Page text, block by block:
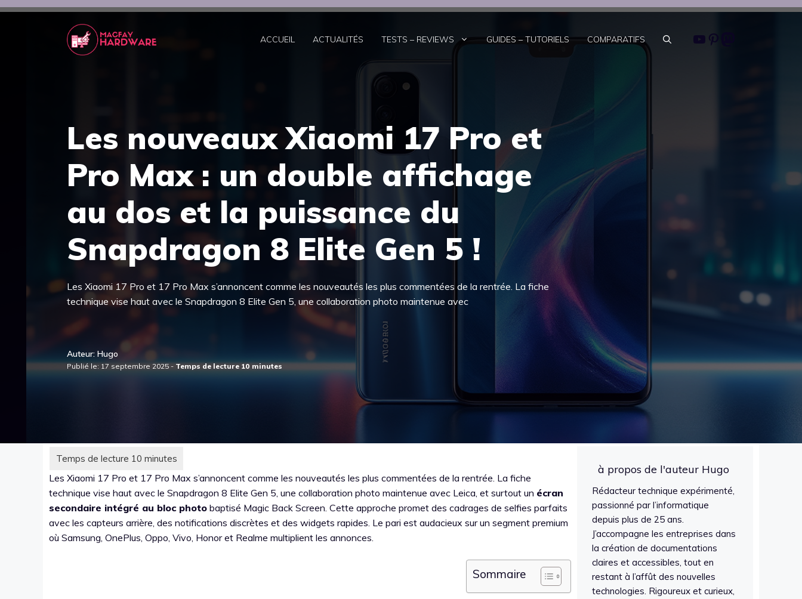
Aller
ACCUEIL ACTUALITÉS TESTS – REVIEWS GUIDES – TUTORIELS COMPARATIFS Youtube
Pinterest
Les nouveaux Xiaomi 17 Pro et
Pro Max : un double affichage
au dos et la puissance du
Snapdragon 8 Elite Gen 5 !
Les Xiaomi 17 Pro et 17 Pro Max s’annoncent comme les nouveautés les plus commentées de la rentrée. La fiche
technique vise haut avec le Snapdragon 8 Elite Gen 5, une collaboration photo maintenue avec
Auteur: Hugo
Publié le: 17 septembre 2025 -
Les Xiaomi 17 Pro et 17 Pro Max s’annoncent comme les nouveautés les plus commentées de la rentrée. La fiche
technique vise haut avec le Snapdragon 8 Elite Gen 5, une collaboration photo maintenue avec Leica, et surtout un écran
secondaire intégré au bloc photo baptisé Magic Back Screen. Cette approche promet des cadrages de selfies parfaits
avec les capteurs arrière, des notifications discrètes et des widgets rapides. Le pari est audacieux sur un segment premium
où Samsung, OnePlus, Oppo, Vivo, Honor et Realme multiplient les annonces.
Sommaire
à propos de l'auteur Hugo
Rédacteur technique expérimenté,
passionné par l’informatique
depuis plus de 25 ans.
J’accompagne les entreprises dans
la création de documentations
claires et accessibles, tout en
restant à l’affût des nouvelles
technologies. Rigoureux et curieux,